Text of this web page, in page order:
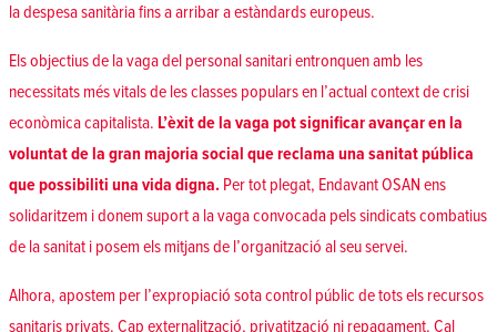
la despesa sanitària fins a arribar a estàndards europeus.
Els objectius de la vaga del personal sanitari entronquen amb les
necessitats més vitals de les classes populars en l’actual context de crisi
econòmica capitalista. L’èxit de la vaga pot significar avançar en la
voluntat de la gran majoria social que reclama una sanitat pública
que possibiliti una vida digna. Per tot plegat, Endavant OSAN ens
solidaritzem i donem suport a la vaga convocada pels sindicats combatius
de la sanitat i posem els mitjans de l’organització al seu servei.
Alhora, apostem per l’expropiació sota control públic de tots els recursos
sanitaris privats. Cap externalització, privatització ni repagament. Cal